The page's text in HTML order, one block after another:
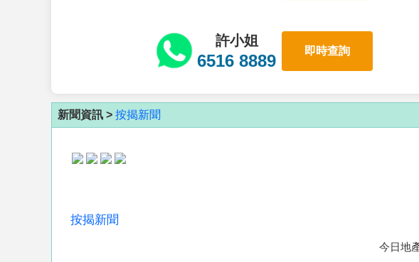
許小姐
6516 8889
即時查詢
新聞資訊 > 按揭新聞
按揭新聞
今日地